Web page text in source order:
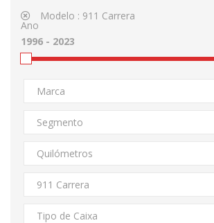
Modelo : 911 Carrera
Ano
Marca
Segmento
Quilómetros
911 Carrera
Tipo de Caixa